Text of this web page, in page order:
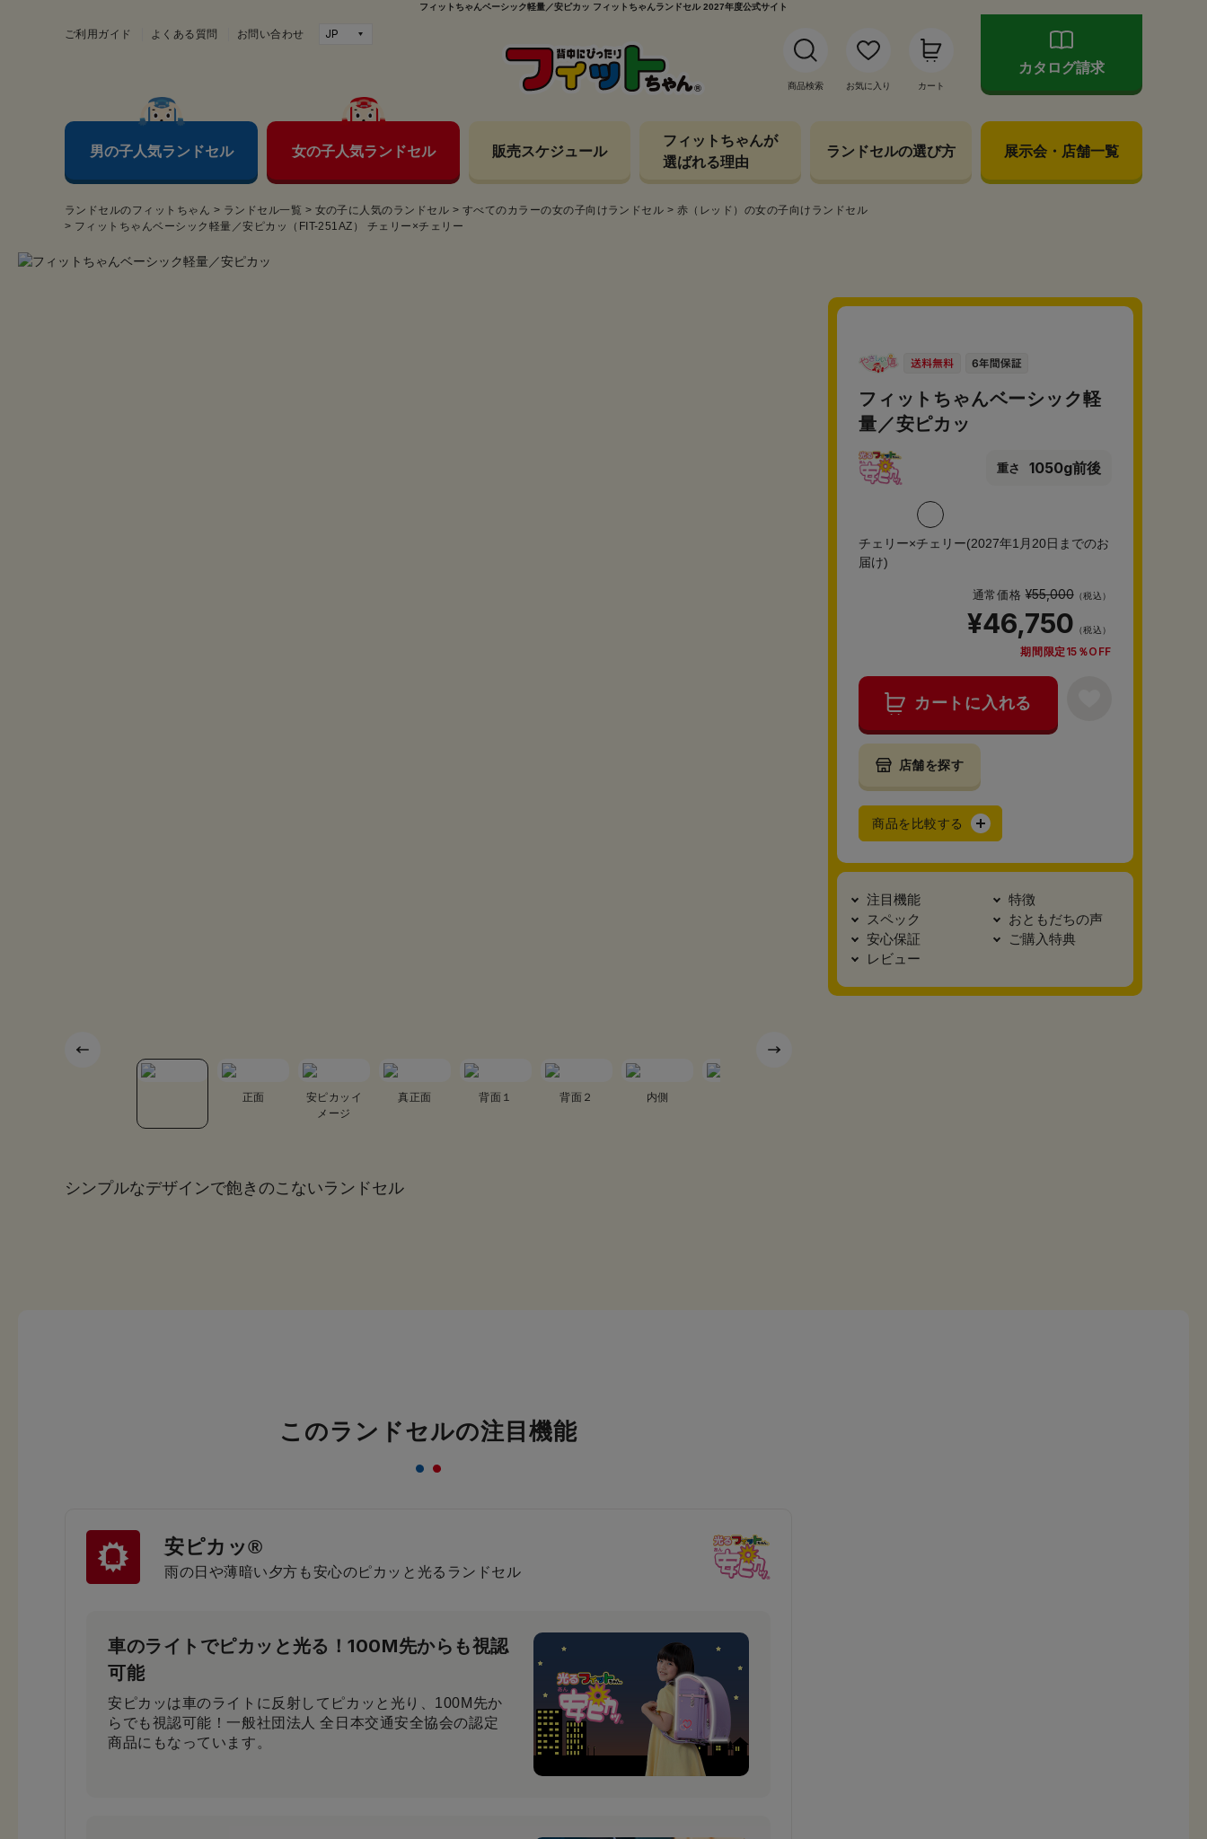
フィットちゃんベーシック軽量／安ピカッ フィットちゃんランドセル 2027年度公式サイト
ご利用ガイド よくある質問 お問い合わせ
商品検索 お気に入り カート
カタログ請求
男の子人気ランドセル 女の子人気ランドセル 販売スケジュール
フィットちゃんが
選ばれる理由
ランドセルの選び方 展示会・店舗一覧
ランドセルのフィットちゃん > ランドセル一覧 > 女の子に人気のランドセル > すべてのカラーの女の子向けランドセル > 赤（レッド）の女の子向けランドセル
> フィットちゃんベーシック軽量／安ピカッ（FIT-251AZ） チェリー×チェリー
正面
安ピカッイ
メージ
真正面 背面１ 背面２ 内側
シンプルなデザインで飽きのこないランドセル
このランドセルの注目機能
安ピカッ®
雨の日や薄暗い夕方も安心のピカッと光るランドセル
車のライトでピカッと光る！100M先からも視認
可能
安ピカッは車のライトに反射してピカッと光り、100M先か
らでも視認可能！一般社団法人 全日本交通安全協会の認定
商品にもなっています。
フィットちゃんベーシック軽
量／安ピカッ
重さ 1050g前後
チェリー×チェリー(2027年1月20日までのお
届け)
通常価格¥55,000（税込）
¥46,750 （税込）
期間限定15％OFF
カートに入れる
店舗を探す
商品を比較する
注目機能
特徴
スペック
おともだちの声
安心保証
ご購入特典
レビュー